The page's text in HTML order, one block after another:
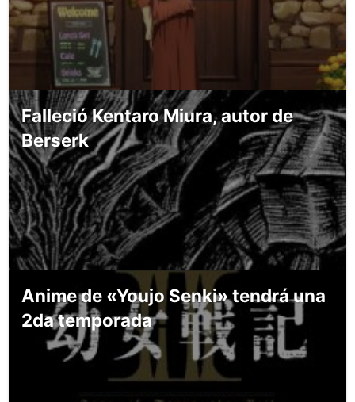
Falleció Kentaro Miura, autor de
Berserk
Anime de «Youjo Senki» tendrá una
2da temporada